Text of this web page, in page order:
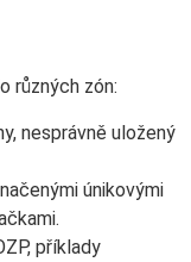
různých zón:
nesprávně uložený
únikovými
příklady